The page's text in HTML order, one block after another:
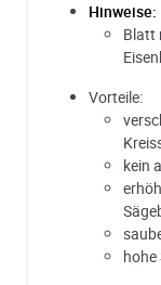
Hinweise:
Blatt
Vorteile:
kein